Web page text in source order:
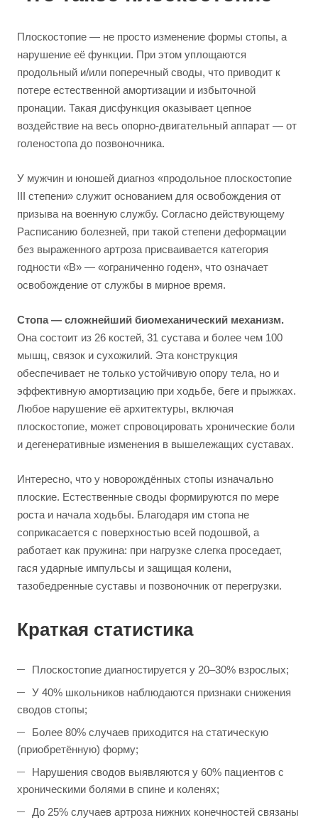
Плоскостопие — не просто изменение формы стопы, а
нарушение её функции. При этом уплощаются
продольный и/или поперечный своды, что приводит к
потере естественной амортизации и избыточной
пронации. Такая дисфункция оказывает цепное
воздействие на весь опорно-двигательный аппарат — от
голеностопа до позвоночника.
У мужчин и юношей диагноз «продольное плоскостопие
III степени» служит основанием для освобождения от
призыва на военную службу. Согласно действующему
Расписанию болезней, при такой степени деформации
без выраженного артроза присваивается категория
годности «В» — «ограниченно годен», что означает
освобождение от службы в мирное время.
Стопа — сложнейший биомеханический механизм.
Она состоит из 26 костей, 31 сустава и более чем 100
мышц, связок и сухожилий. Эта конструкция
обеспечивает не только устойчивую опору тела, но и
эффективную амортизацию при ходьбе, беге и прыжках.
Любое нарушение её архитектуры, включая
плоскостопие, может спровоцировать хронические боли
и дегенеративные изменения в вышележащих суставах.
Интересно, что у новорождённых стопы изначально
плоские. Естественные своды формируются по мере
роста и начала ходьбы. Благодаря им стопа не
соприкасается с поверхностью всей подошвой, а
работает как пружина: при нагрузке слегка проседает,
гася ударные импульсы и защищая колени,
тазобедренные суставы и позвоночник от перегрузки.
Краткая статистика
Плоскостопие диагностируется у 20–30% взрослых;
У 40% школьников наблюдаются признаки снижения
сводов стопы;
Более 80% случаев приходится на статическую
(приобретённую) форму;
Нарушения сводов выявляются у 60% пациентов с
хроническими болями в спине и коленях;
До 25% случаев артроза нижних конечностей связаны